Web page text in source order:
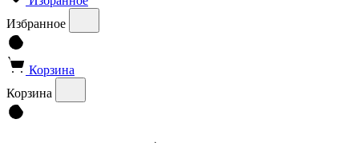
Избранное
Корзина
Корзина